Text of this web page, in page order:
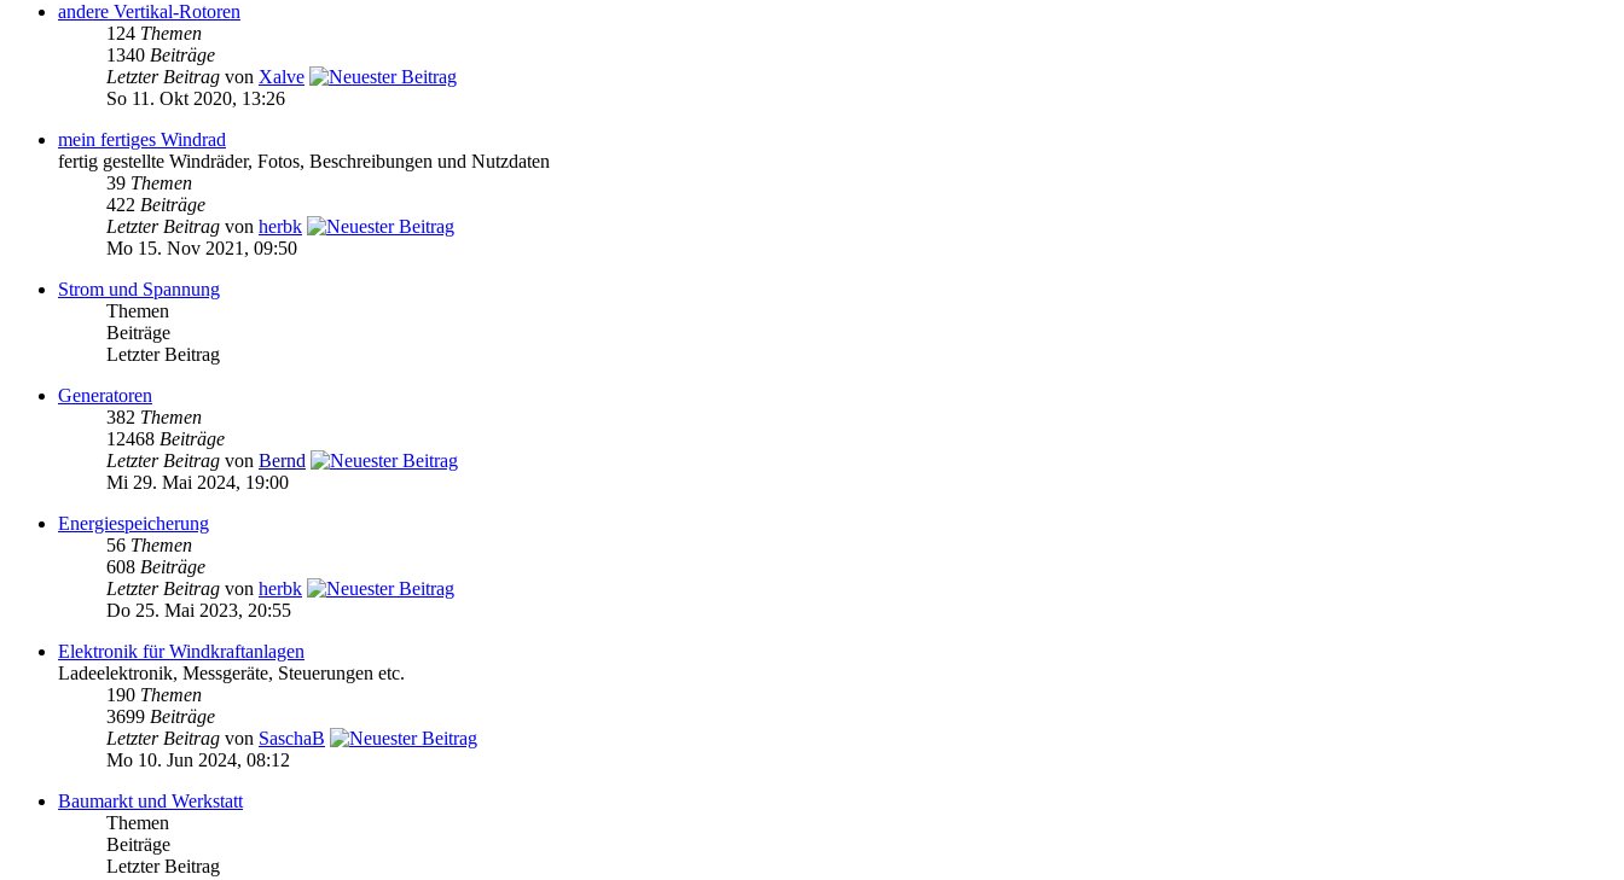
andere Vertikal-Rotoren
124 Themen
1340 Beiträge
Letzter Beitrag von Xalve
So 11. Okt 2020, 13:26
mein fertiges Windrad
fertig gestellte Windräder, Fotos, Beschreibungen und Nutzdaten
39 Themen
422 Beiträge
Letzter Beitrag von herbk
Mo 15. Nov 2021, 09:50
Strom und Spannung
Themen
Beiträge
Letzter Beitrag
Generatoren
382 Themen
12468 Beiträge
Letzter Beitrag von Bernd
Mi 29. Mai 2024, 19:00
Energiespeicherung
56 Themen
608 Beiträge
Letzter Beitrag von herbk
Do 25. Mai 2023, 20:55
Elektronik für Windkraftanlagen
Ladeelektronik, Messgeräte, Steuerungen etc.
190 Themen
3699 Beiträge
Letzter Beitrag von SaschaB
Mo 10. Jun 2024, 08:12
Baumarkt und Werkstatt
Themen
Beiträge
Letzter Beitrag